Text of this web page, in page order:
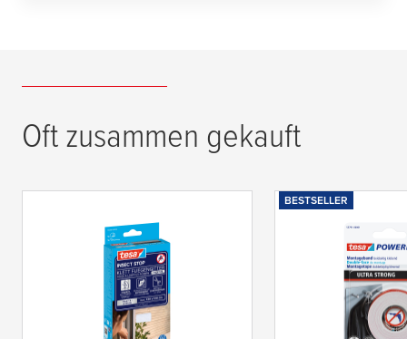
Oft zusammen gekauft
BESTSELLER